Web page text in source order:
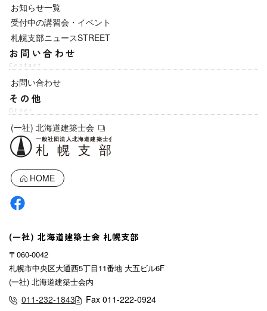
HOME
(一社) 北海道建築士会 札幌支部
〒060-0042
札幌市中央区大通西5丁目11番地 大五ビル6F
(一社) 北海道建築士会内
011-232-1843 Fax 011-222-0924
お知らせ一覧
受付中の講習会・イベント
札幌支部ニュースSTREET
お問い合わせ
Contact
お問い合わせ
その他
Other
(一社) 北海道建築士会